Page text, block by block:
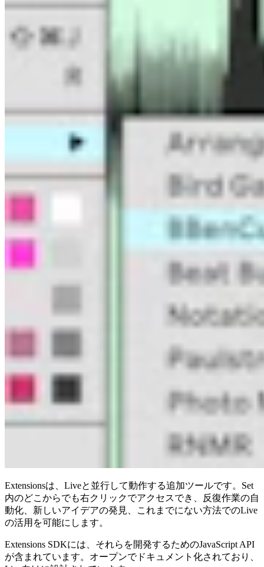
Extensionsは、Liveと並行して動作する追加ツールです。Set
内のどこからでも右クリックでアクセスでき、反復作業の自
動化、新しいアイデアの発見、これまでにない方法でのLive
の活用を可能にします。
Extensions SDKには、それらを開発するためのJavaScript API
が含まれています。オープンでドキュメント化されており、